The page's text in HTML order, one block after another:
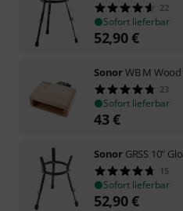
22
Sofort lieferbar
52,90€
SonorWB M
23
Sofort lieferbar
43€
Sonor GRSS 10"
15
Sofort lieferbar
52,90€